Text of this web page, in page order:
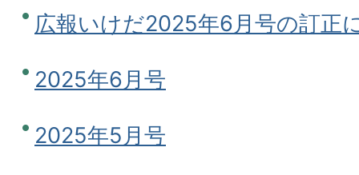
広報いけだ2025年6月号の訂正
2025年6月号
2025年5月号